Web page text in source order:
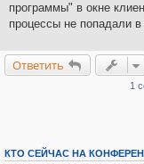
программы" в окне
процессы не попадали
Ответить
1
КТО СЕЙЧАС НА